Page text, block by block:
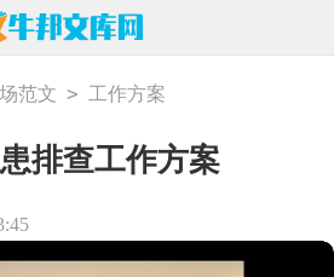
范文 > 工作方案
排查工作方案